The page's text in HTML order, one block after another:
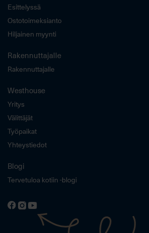
Esittelyssä
Ostotoimeksianto
Hiljainen myynti
Rakennuttajalle
Rakennuttajalle
Westhouse
Yritys
Välittäjät
Työpaikat
Yhteystiedot
Blogi
Tervetuloa kotiin -blogi